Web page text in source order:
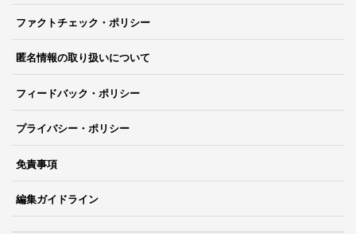
ファクトチェック・ポリシー
匿名情報の取り扱いについて
フィードバック・ポリシー
プライバシー・ポリシー
免責事項
編集ガイドライン